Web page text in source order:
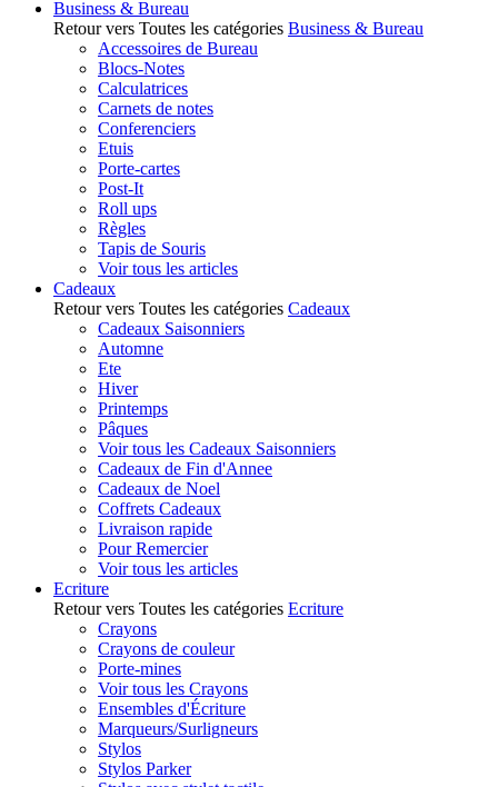
Business & Bureau
Retour vers Toutes les catégories Business & Bureau
Accessoires de Bureau
Blocs-Notes
Calculatrices
Carnets de notes
Conferenciers
Etuis
Porte-cartes
Post-It
Roll ups
Règles
Tapis de Souris
Voir tous les articles
Cadeaux
Retour vers Toutes les catégories Cadeaux
Cadeaux Saisonniers
Automne
Ete
Hiver
Printemps
Pâques
Voir tous les Cadeaux Saisonniers
Cadeaux de Fin d'Annee
Cadeaux de Noel
Coffrets Cadeaux
Livraison rapide
Pour Remercier
Voir tous les articles
Ecriture
Retour vers Toutes les catégories Ecriture
Crayons
Crayons de couleur
Porte-mines
Voir tous les Crayons
Ensembles d'Écriture
Marqueurs/Surligneurs
Stylos
Stylos Parker